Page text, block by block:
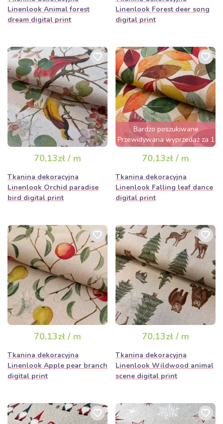
Linenlook Animal forest
dream digital print
Linenlook Forest deer song
digital print
70,13zł / m
Tkanina dekoracyjna
Linenlook Orchid paradise
bird digital print
Bardzo poszukiwane
Przewidywana wyprzedaż za 1
dzień
70,13zł / m
Tkanina dekoracyjna
Linenlook Falling leaf dance
digital print
70,13zł / m
Tkanina dekoracyjna
Linenlook Apple pear branch
digital print
70,13zł / m
Tkanina dekoracyjna
Linenlook Wildwood animal
scene digital print